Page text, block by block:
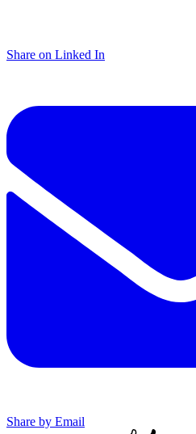
Share on Linked In
Share by Email